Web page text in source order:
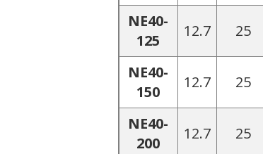
NE40-
125
12.7 25
NE40-
150
12.7 25
NE40-
200
12.7 25